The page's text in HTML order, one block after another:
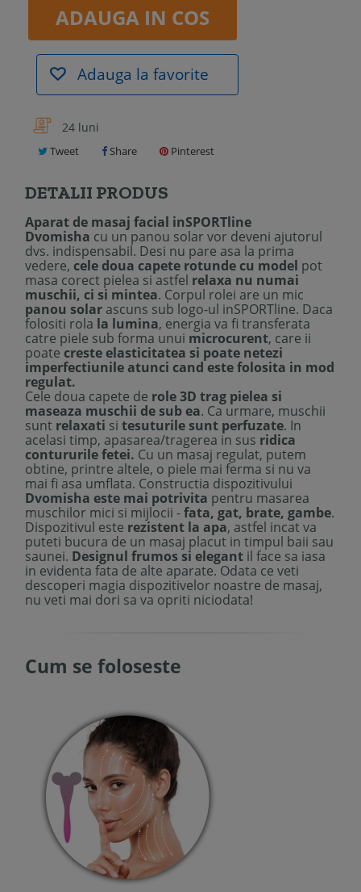
ADAUGA IN COS
Adauga la favorite
24 luni
Tweet Share Pinterest
DETALII PRODUS
Aparat de masaj facial inSPORTline
Dvomisha cu un panou solar vor deveni ajutorul
dvs. indispensabil. Desi nu pare asa la prima
vedere, cele doua capete rotunde cu model pot
masa corect pielea si astfel relaxa nu numai
muschii, ci si mintea. Corpul rolei are un mic
panou solar ascuns sub logo-ul inSPORTline. Daca
folositi rola la lumina, energia va fi transferata
catre piele sub forma unui microcurent, care ii
poate creste elasticitatea si poate netezi
imperfectiunile atunci cand este folosita in mod
regulat.
Cele doua capete de role 3D trag pielea si
maseaza muschii de sub ea. Ca urmare, muschii
sunt relaxati si tesuturile sunt perfuzate. In
acelasi timp, apasarea/tragerea in sus ridica
contururile fetei. Cu un masaj regulat, putem
obtine, printre altele, o piele mai ferma si nu va
mai fi asa umflata. Constructia dispozitivului
Dvomisha este mai potrivita pentru masarea
muschilor mici si mijlocii -fata, gat, brate, gambe.
Dispozitivul este rezistent la apa, astfel incat va
puteti bucura de un masaj placut in timpul baii sau
saunei. Designul frumos si elegant il face sa iasa
in evidenta fata de alte aparate. Odata ce veti
descoperi magia dispozitivelor noastre de masaj,
nu veti mai dori sa va opriti niciodata!
Cum se foloseste